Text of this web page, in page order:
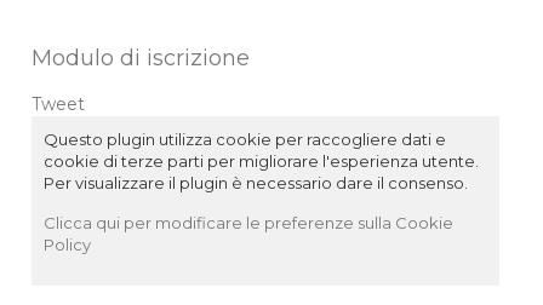
Modulo di iscrizione
Tweet
Questo plugin utilizza cookie per raccogliere dati e
cookie di terze parti per migliorare l'esperienza utente.
Per visualizzare il plugin è necessario dare il consenso.
Clicca qui per modificare le preferenze sulla Cookie
Policy